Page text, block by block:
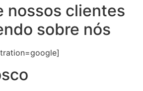
nossos clientes
sobre nós